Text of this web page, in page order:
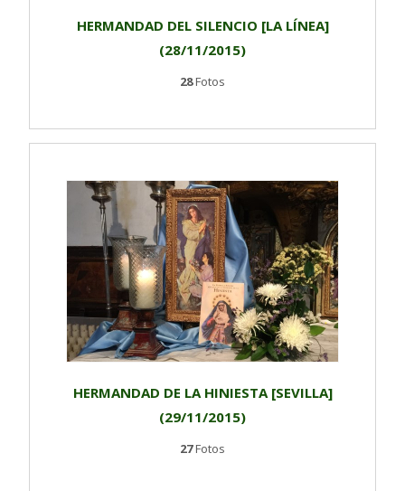
HERMANDAD DEL SILENCIO [LA LÍNEA]
(28/11/2015)
28Fotos
HERMANDAD DE LA HINIESTA [SEVILLA]
(29/11/2015)
27Fotos